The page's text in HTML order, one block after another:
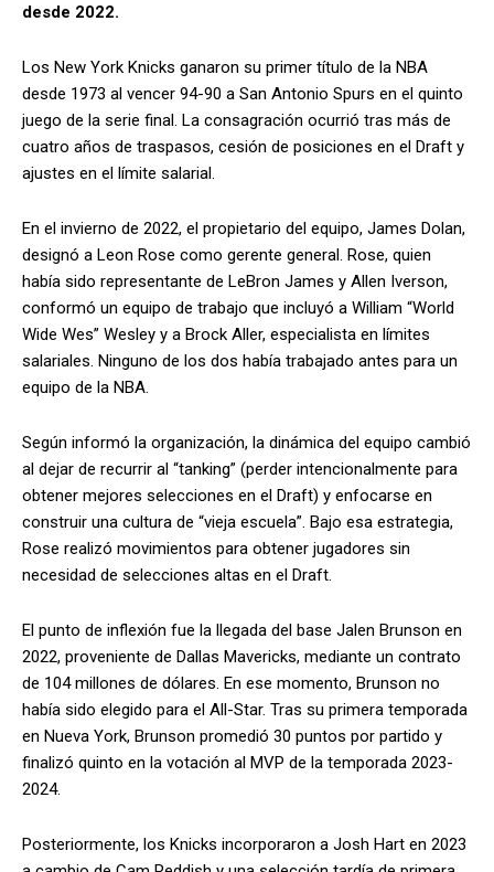
desde 2022.
Los New York Knicks ganaron su primer título de la NBA
desde 1973 al vencer 94-90 a San Antonio Spurs en el quinto
juego de la serie final. La consagración ocurrió tras más de
cuatro años de traspasos, cesión de posiciones en el Draft y
ajustes en el límite salarial.
En el invierno de 2022, el propietario del equipo, James Dolan,
designó a Leon Rose como gerente general. Rose, quien
había sido representante de LeBron James y Allen Iverson,
conformó un equipo de trabajo que incluyó a William “World
Wide Wes” Wesley y a Brock Aller, especialista en límites
salariales. Ninguno de los dos había trabajado antes para un
equipo de la NBA.
Según informó la organización, la dinámica del equipo cambió
al dejar de recurrir al “tanking” (perder intencionalmente para
obtener mejores selecciones en el Draft) y enfocarse en
construir una cultura de “vieja escuela”. Bajo esa estrategia,
Rose realizó movimientos para obtener jugadores sin
necesidad de selecciones altas en el Draft.
El punto de inflexión fue la llegada del base Jalen Brunson en
2022, proveniente de Dallas Mavericks, mediante un contrato
de 104 millones de dólares. En ese momento, Brunson no
había sido elegido para el All-Star. Tras su primera temporada
en Nueva York, Brunson promedió 30 puntos por partido y
finalizó quinto en la votación al MVP de la temporada 2023-
2024.
Posteriormente, los Knicks incorporaron a Josh Hart en 2023